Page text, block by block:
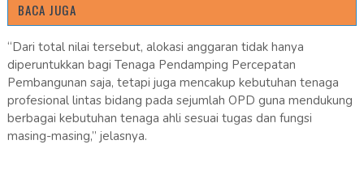
BACA JUGA
“Dari total nilai tersebut, alokasi anggaran tidak hanya
diperuntukkan bagi Tenaga Pendamping Percepatan
Pembangunan saja, tetapi juga mencakup kebutuhan tenaga
profesional lintas bidang pada sejumlah OPD guna mendukung
berbagai kebutuhan tenaga ahli sesuai tugas dan fungsi
masing-masing,” jelasnya.